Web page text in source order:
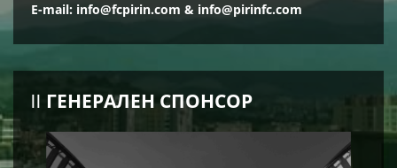
E-mail: info@fcpirin.com & info@pirinfc.com
ГЕНЕРАЛЕН СПОНСОР